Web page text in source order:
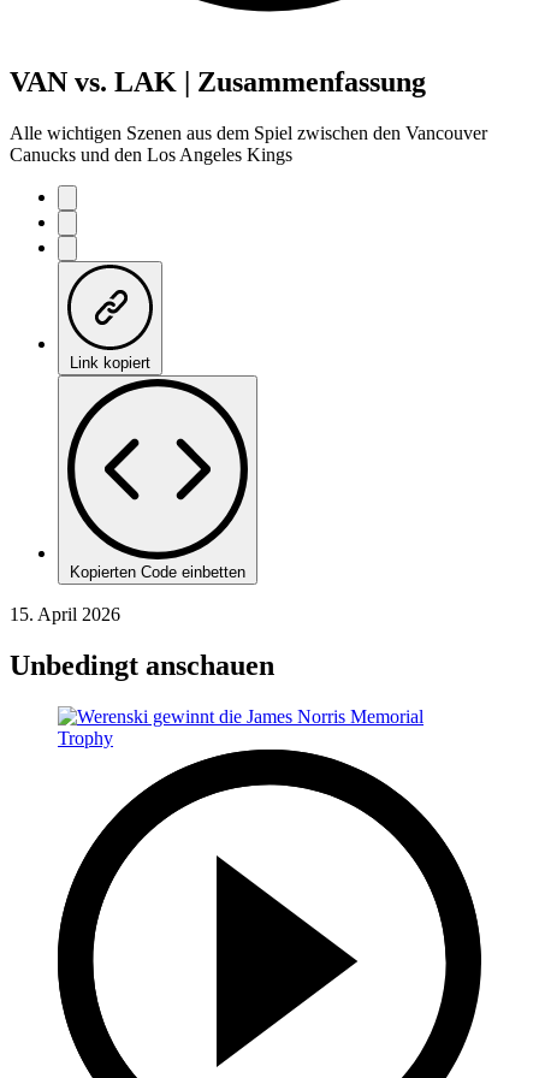
VAN vs. LAK | Zusammenfassung
Alle wichtigen Szenen aus dem Spiel zwischen den Vancouver
Canucks und den Los Angeles Kings
Link kopiert
Kopierten Code einbetten
15. April 2026
Unbedingt anschauen